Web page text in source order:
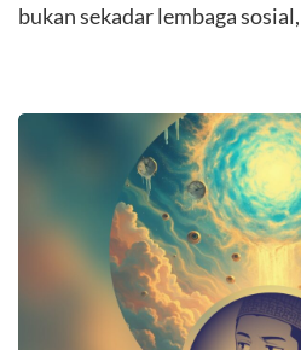
bukan sekadar lembaga